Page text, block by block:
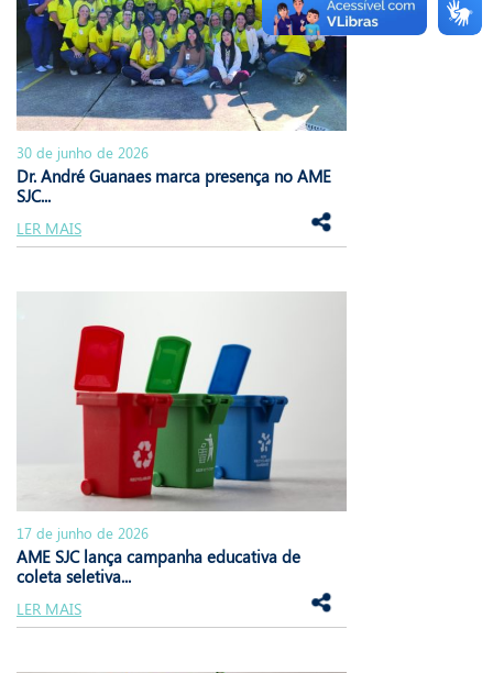
30 de junho de 2026
Dr. André Guanaes marca presença no AME
SJC...
LER MAIS
17 de junho de 2026
AME SJC lança campanha educativa de
coleta seletiva...
LER MAIS